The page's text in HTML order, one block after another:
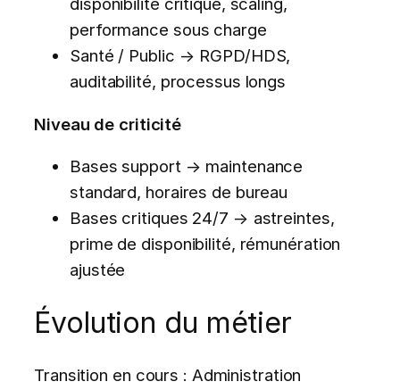
performance sous charge
Santé / Public → RGPD/HDS,
auditabilité, processus longs
Niveau de criticité
Bases support → maintenance
standard, horaires de bureau
Bases critiques 24/7 → astreintes,
prime de disponibilité, rémunération
ajustée
Évolution du métier
Transition en cours : Administration